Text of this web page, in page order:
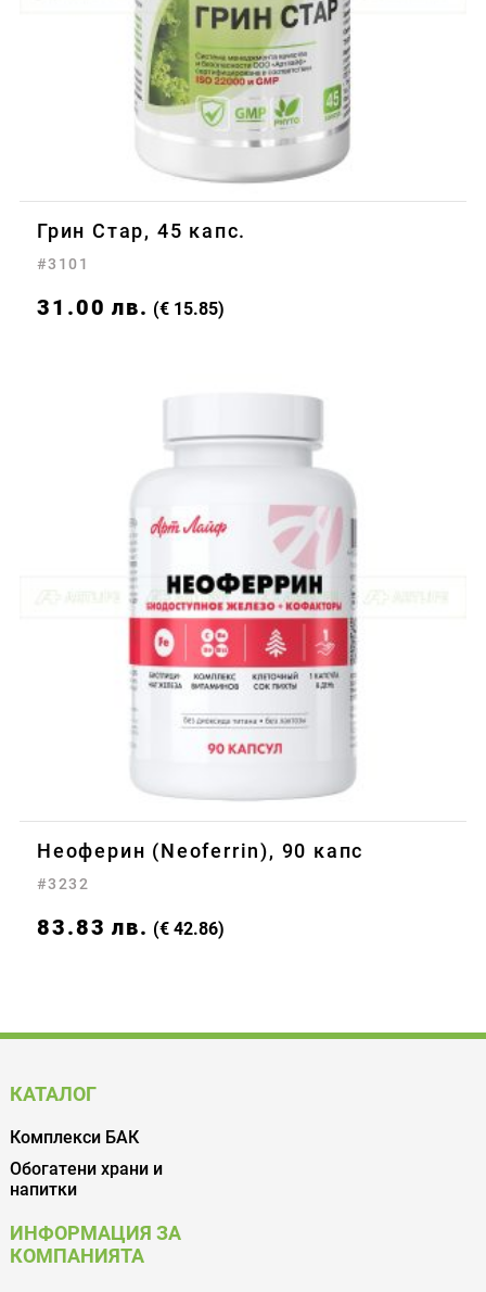
Грин Стар, 45 капс.
#3101
31.00 лв. (€ 15.85)
Неоферин (Neoferrin), 90 капс
#3232
83.83 лв. (€ 42.86)
КАТАЛОГ
Комплекси БАК
Обогатени храни и
напитки
ИНФОРМАЦИЯ ЗА
КОМПАНИЯТА